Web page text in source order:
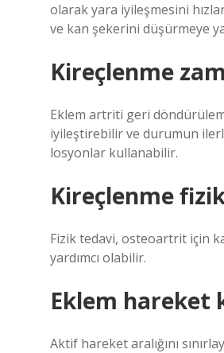
olarak yara iyileşmesini
ve kan şekerini düşürmeye
Kireçlenme
Eklem artriti geri
iyileştirebilir ve durumun
losyonlar kullanabilir.
Kireçlenme
Fizik tedavi, osteoartrit için
yardımcı olabilir.
Eklem hareket
Aktif hareket aralığını